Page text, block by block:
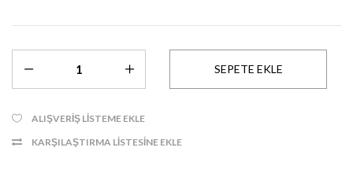
ALIŞVERIŞ LISTEME EKLE
KARŞILAŞTIRMA LISTESINE EKLE